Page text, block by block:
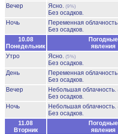
Вечер
Ясно. (9%)
Без осадков.
Ночь
Переменная
Без осадков.
10.08
Понедельник
Погодные
явления
Утро
Ясно. (5%)
Без осадков.
День
Переменная
Без осадков.
Вечер
Небольшая облачность.
Без осадков.
Ночь
Небольшая облачность.
Без осадков.
11.08
Вторник
Погодные
явления